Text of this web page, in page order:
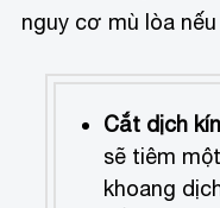
nguy cơ mù lòa
Cắt dịch
sẽ tiêm
khoang